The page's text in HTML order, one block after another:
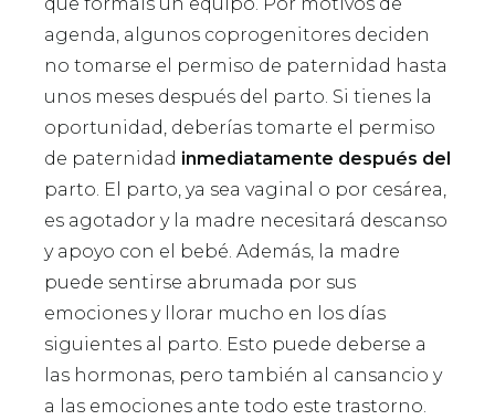
que formáis un equipo. Por motivos de
agenda, algunos coprogenitores deciden
no tomarse el permiso de paternidad hasta
unos meses después del parto. Si tienes la
oportunidad, deberías tomarte el permiso
de paternidad inmediatamente después del
parto. El parto, ya sea vaginal o por cesárea,
es agotador y la madre necesitará descanso
y apoyo con el bebé. Además, la madre
puede sentirse abrumada por sus
emociones y llorar mucho en los días
siguientes al parto. Esto puede deberse a
las hormonas, pero también al cansancio y
a las emociones ante todo este trastorno.